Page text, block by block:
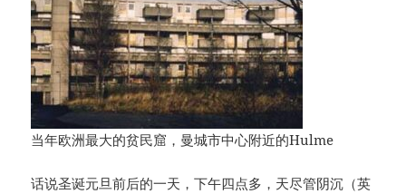
当年欧洲最大的贫民窟，曼城市中心附近的Hulme
话说圣诞元旦前后的一天，下午四点多，天尽管阴沉（英